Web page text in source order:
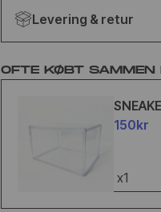
Levering & retur
OFTE KØBT SAMMEN
150kr
x1